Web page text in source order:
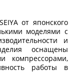
от японского
моделями с
и
оснащены
компрессорами,
работы в